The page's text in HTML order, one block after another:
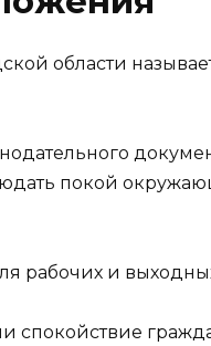
области
покой
рабочих и